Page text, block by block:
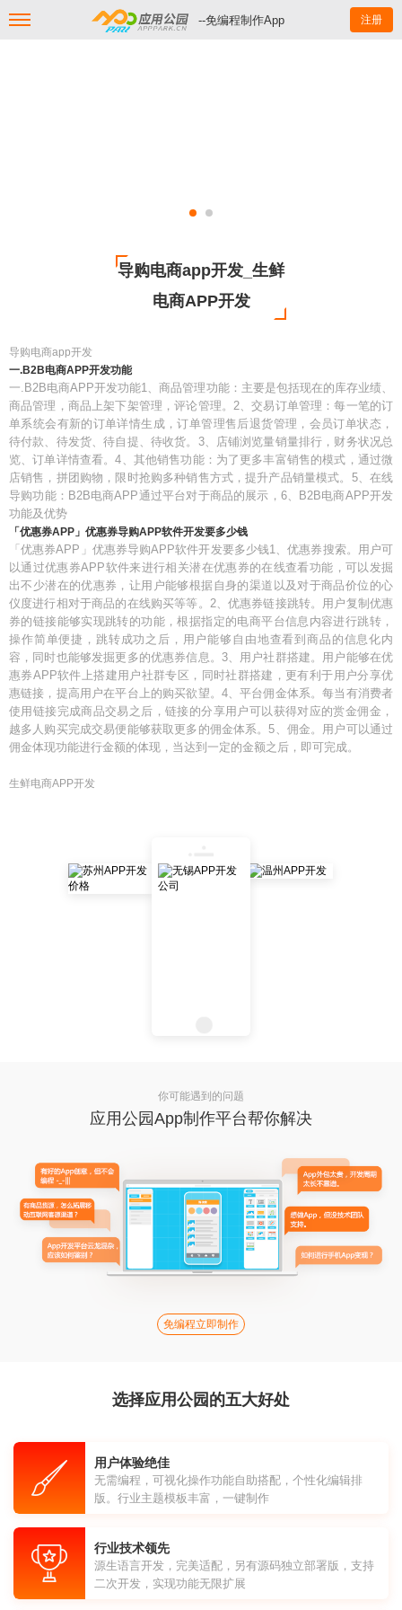
--免编程制作App 注册
导购电商app开发_生鲜
电商APP开发
导购电商app开发
一.B2B电商APP开发功能
一.B2B电商APP开发功能1、商品管理功能：主要是包括现在的库存业绩、
商品管理，商品上架下架管理，评论管理。2、交易订单管理：每一笔的订
单系统会有新的订单详情生成，订单管理售后退货管理，会员订单状态，
待付款、待发货、待自提、待收货。3、店铺浏览量销量排行，财务状况总
览、订单详情查看。4、其他销售功能：为了更多丰富销售的模式，通过微
店销售，拼团购物，限时抢购多种销售方式，提升产品销量模式。5、在线
导购功能：B2B电商APP通过平台对于商品的展示，6、B2B电商APP开发
功能及优势
「优惠券APP」优惠券导购APP软件开发要多少钱
「优惠券APP」优惠券导购APP软件开发要多少钱1、优惠券搜索。用户可
以通过优惠券APP软件来进行相关潜在优惠券的在线查看功能，可以发掘
出不少潜在的优惠券，让用户能够根据自身的渠道以及对于商品价位的心
仪度进行相对于商品的在线购买等等。2、优惠券链接跳转。用户复制优惠
券的链接能够实现跳转的功能，根据指定的电商平台信息内容进行跳转，
操作简单便捷，跳转成功之后，用户能够自由地查看到商品的信息化内
容，同时也能够发掘更多的优惠券信息。3、用户社群搭建。用户能够在优
惠券APP软件上搭建用户社群专区，同时社群搭建，更有利于用户分享优
惠链接，提高用户在平台上的购买欲望。4、平台佣金体系。每当有消费者
使用链接完成商品交易之后，链接的分享用户可以获得对应的赏金佣金，
越多人购买完成交易便能够获取更多的佣金体系。5、佣金。用户可以通过
佣金体现功能进行金额的体现，当达到一定的金额之后，即可完成。
生鲜电商APP开发
你可能遇到的问题
应用公园App制作平台帮你解决
免编程立即制作
选择应用公园的五大好处
用户体验绝佳
无需编程，可视化操作功能自助搭配，个性化编辑排
版。行业主题模板丰富，一键制作
行业技术领先
源生语言开发，完美适配，另有源码独立部署版，支持
二次开发，实现功能无限扩展